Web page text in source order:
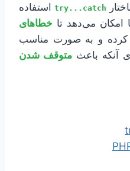
try...catch استفاده
می‌دهد تا خطاهای
کرده و به صورت مناسب
آنکه باعث متوقف شدن